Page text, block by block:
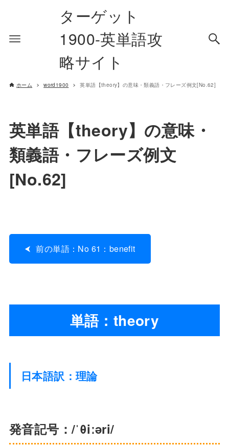
ターゲット
1900-英単語攻
略サイト
ホーム word1900 英単語【theory】の意味・類義語・フレーズ例文[No.62]
英単語【theory】の意味・
類義語・フレーズ例文
[No.62]
前の単語：No 61：benefit
単語：theory
日本語訳：理論
発音記号：/ˈθiːəri/